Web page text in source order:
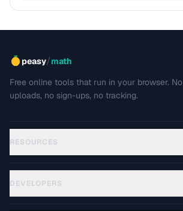
peasy/math
Free online tools that run in your browser. No
uploads, no sign-ups, no tracking.
RESOURCES
DEVELOPERS